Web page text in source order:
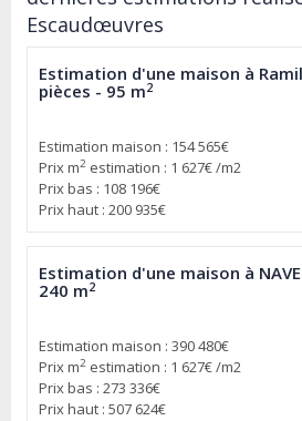
Escaudœuvres
Estimation d'une maison à
pièces - 95 m2
Estimation maison : 154 565€
Prix m2 estimation : 1 627€ /m2
Prix bas : 108 196€
Prix haut : 200 935€
Estimation d'une maison à
240 m2
Estimation maison : 390 480€
Prix m2 estimation : 1 627€ /m2
Prix bas : 273 336€
Prix haut : 507 624€